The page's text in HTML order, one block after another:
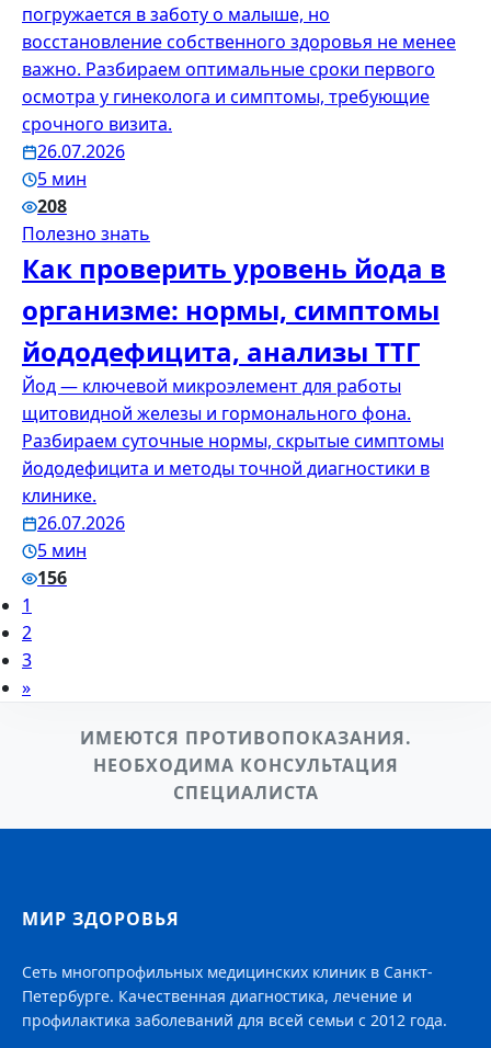
погружается в заботу о малыше, но
восстановление собственного здоровья не менее
важно. Разбираем оптимальные сроки первого
осмотра у гинеколога и симптомы, требующие
срочного визита.
26.07.2026
5 мин
208
Полезно знать
Как проверить уровень йода в
организме: нормы, симптомы
йододефицита, анализы ТТГ
Йод — ключевой микроэлемент для работы
щитовидной железы и гормонального фона.
Разбираем суточные нормы, скрытые симптомы
йододефицита и методы точной диагностики в
клинике.
26.07.2026
5 мин
156
1
2
3
»
ИМЕЮТСЯ ПРОТИВОПОКАЗАНИЯ.
НЕОБХОДИМА КОНСУЛЬТАЦИЯ
СПЕЦИАЛИСТА
МИР ЗДОРОВЬЯ
Сеть многопрофильных медицинских клиник в Санкт-
Петербурге. Качественная диагностика, лечение и
профилактика заболеваний для всей семьи с 2012 года.